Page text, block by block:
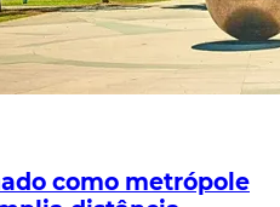
como metrópole